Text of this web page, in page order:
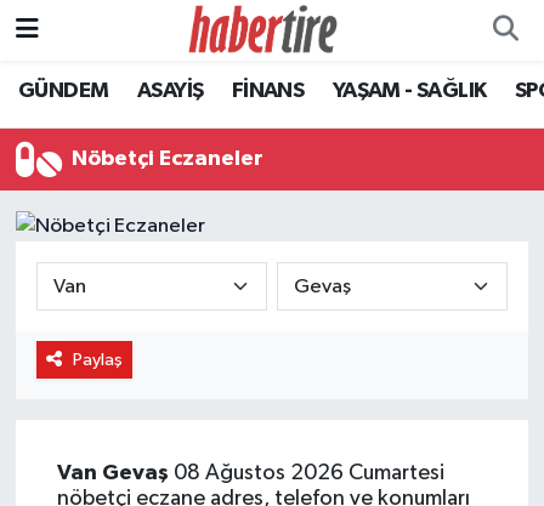
GÜNDEM ASAYİŞ FİNANS YAŞAM - SAĞLIK
Nöbetçi Eczaneler
Paylaş
Van Gevaş 08 Ağustos 2026 Cumartesi
nöbetçi eczane adres, telefon ve konumları
Tire Nöbetçi Eczaneler
Tire Hava Durumu
Tire Trafik Yoğunluk Haritası
Süper Lig Puan Durumu ve Fikstür
Tüm Manşetler
Haber Arşivi